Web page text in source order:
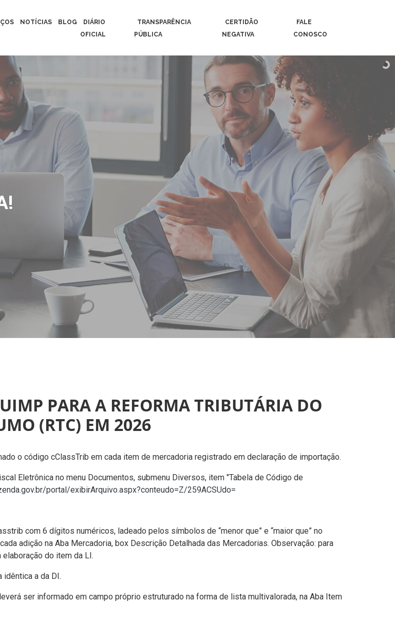
NOTÍCIAS BLOG
DIÁRIO
OFICIAL
TRANSPARÊNCIA
PÚBLICA
CERTIDÃO
NEGATIVA
FALE
CONOSCO
PARA A REFORMA TRIBUTÁRIA DO
(RTC) EM 2026
o código cClassTrib em cada item de mercadoria registrado em declaração de importação.
Eletrônica no menu Documentos, submenu Diversos, item "Tabela de Código de
portal/exibirArquivo.aspx?conteudo=Z/259ACSUdo=
com 6 dígitos numéricos, ladeado pelos símbolos de “menor que” e “maior que” no
adição na Aba Mercadoria, box Descrição Detalhada das Mercadorias. Observação: para
do item da LI.
idêntica a da DI.
ser informado em campo próprio estruturado na forma de lista multivalorada, na Aba Item